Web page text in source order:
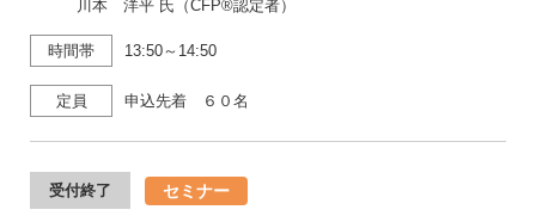
川本 洋平 氏（CFP®認定者）
時間帯 13:50～14:50
定員 申込先着 ６０名
受付終了 セミナー